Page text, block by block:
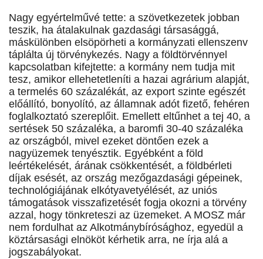
Nagy egyértelművé tette: a szövetkezetek jobban
teszik, ha átalakulnak gazdasági társasággá,
máskülönben elsöpörheti a kormányzati ellenszenv
táplálta új törvénykezés. Nagy a földtörvénnyel
kapcsolatban kifejtette: a kormány nem tudja mit
tesz, amikor ellehetetleníti a hazai agrárium alapját,
a termelés 60 százalékát, az export szinte egészét
előállító, bonyolító, az államnak adót fizető, fehéren
foglalkoztató szereplőit. Emellett eltűnhet a tej 40, a
sertések 50 százaléka, a baromfi 30-40 százaléka
az országból, mivel ezeket döntően ezek a
nagyüzemek tenyésztik. Egyébként a föld
leértékelését, árának csökkentését, a földbérleti
díjak esését, az ország mezőgazdasági gépeinek,
technológiájának elkótyavetyélését, az uniós
támogatások visszafizetését fogja okozni a törvény
azzal, hogy tönkreteszi az üzemeket. A MOSZ már
nem fordulhat az Alkotmánybírósághoz, egyedül a
köztársasági elnököt kérhetik arra, ne írja alá a
jogszabályokat.